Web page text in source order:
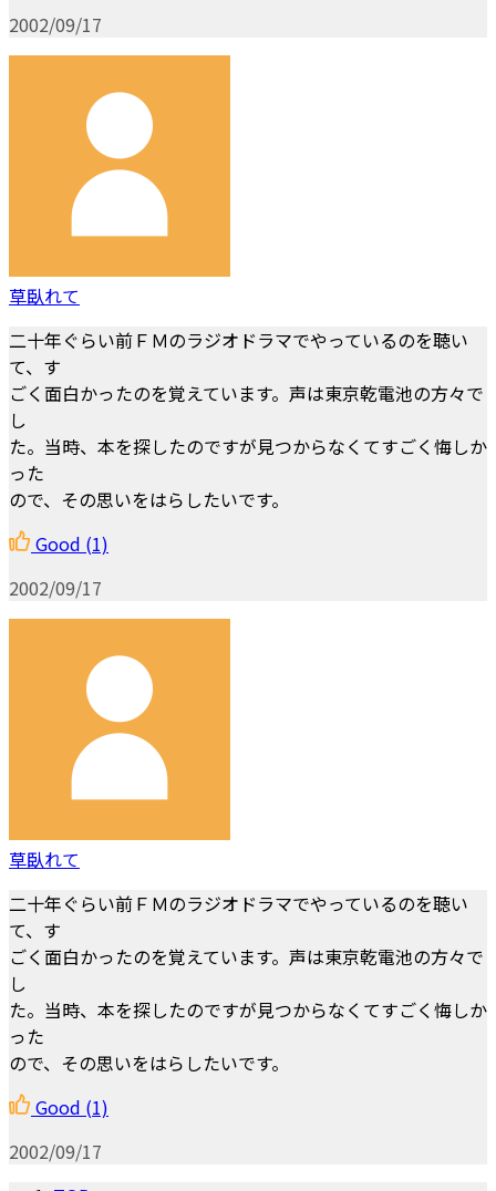
2002/09/17
草臥れて
二十年ぐらい前ＦＭのラジオドラマでやっているのを聴い
て、す
ごく面白かったのを覚えています。声は東京乾電池の方々で
し
た。当時、本を探したのですが見つからなくてすごく悔しか
った
ので、その思いをはらしたいです。
Good (1)
2002/09/17
草臥れて
二十年ぐらい前ＦＭのラジオドラマでやっているのを聴い
て、す
ごく面白かったのを覚えています。声は東京乾電池の方々で
し
た。当時、本を探したのですが見つからなくてすごく悔しか
った
ので、その思いをはらしたいです。
Good (1)
2002/09/17